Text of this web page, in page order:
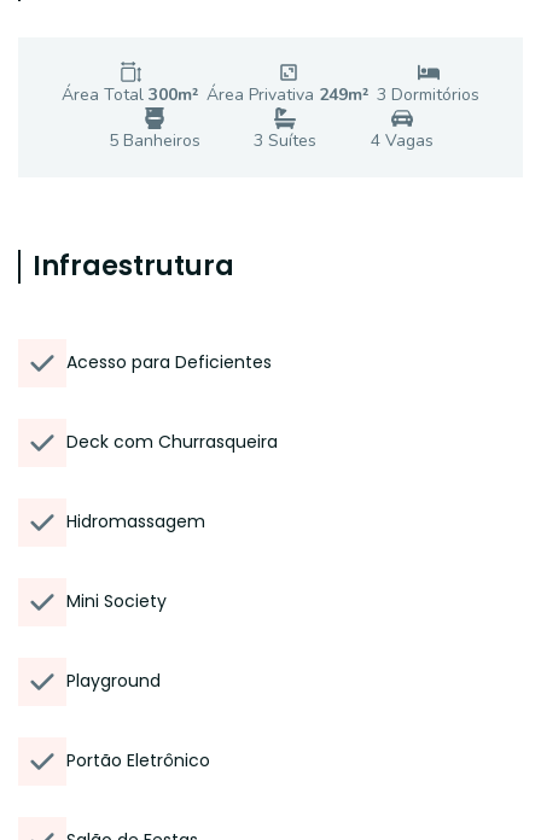
Área Total 300m² Área Privativa 249m² 3 Dormitórios
5Banheiros 3 Suítes 4Vagas
Infraestrutura
Acesso para Deficientes
Deck com Churrasqueira
Hidromassagem
Mini Society
Playground
Portão Eletrônico